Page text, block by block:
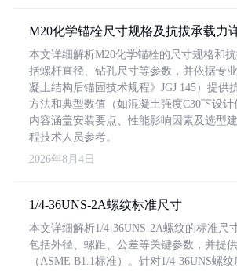
M20化学锚栓尺寸规格及抗拔承载力
本文详细解析M20化学锚栓的尺寸规格和
括螺杆直径、钻孔尺寸等参数，并依据专
凝土结构后锚固技术规程》JGJ 145）提供
方法和典型数值（如混凝土强度C30下设计
内容涵盖安装要点、性能影响因素及选型
程技术人员参考。
2026年8月4日
1/4-36UNS-2A螺纹标准尺寸
本文详细解析1/4-36UNS-2A螺纹的标准尺
包括外径、螺距、公差等关键参数，并提
（ASME B1.1标准）。针对1/4-36UNS螺